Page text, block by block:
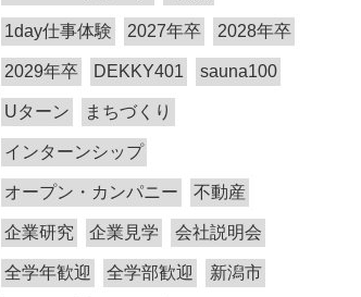
1day仕事体験 2027年卒 2028年卒
2029年卒 DEKKY401 sauna100
Uターン まちづくり
インターンシップ
オープン・カンパニー 不動産
企業研究 企業見学 会社説明会
全学年歓迎 全学部歓迎 新潟市